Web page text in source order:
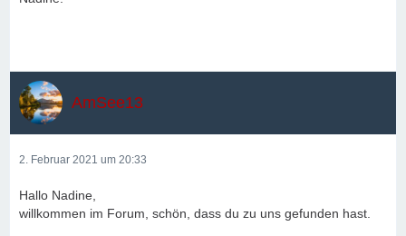
AmSee13
2. Februar 2021 um 20:33
Hallo Nadine,
willkommen im Forum, schön, dass du zu uns gefunden hast.